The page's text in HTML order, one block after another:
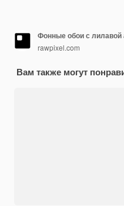
Фонные обои с лилавой
rawpixel.com
Вам также могут